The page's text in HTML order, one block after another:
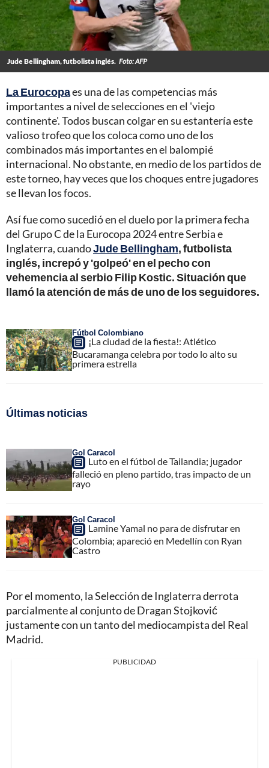
Jude Bellingham, futbolista inglés. Foto: AFP
La Eurocopaes una de las competencias más
importantes a nivel de selecciones en el 'viejo
continente'. Todos buscan colgar en su estantería este
valioso trofeo que los coloca como uno de los
combinados más importantes en el balompié
internacional. No obstante, en medio de los partidos de
este torneo, hay veces que los choques entre jugadores
se llevan los focos.
Así fue como sucedió en el duelo por la primera fecha
del Grupo C de la Eurocopa 2024 entre Serbia e
Inglaterra, cuandoJude Bellingham,futbolista
inglés, increpó y 'golpeó' en el pecho con
vehemencia al serbio Filip Kostic. Situación que
llamó la atención de más de uno de los seguidores.
Fútbol Colombiano
¡La ciudad de la fiesta!: Atlético
Bucaramanga celebra por todo lo alto su
primera estrella
Últimas noticias
Gol Caracol
Luto en el fútbol de Tailandia; jugador
falleció en pleno partido, tras impacto de un
rayo
Gol Caracol
Lamine Yamal no para de disfrutar en
Colombia; apareció en Medellín con Ryan
Castro
Por el momento, la Selección de Inglaterra derrota
parcialmente al conjunto de Dragan Stojković
justamente con un tanto del mediocampista del Real
Madrid.
PUBLICIDAD